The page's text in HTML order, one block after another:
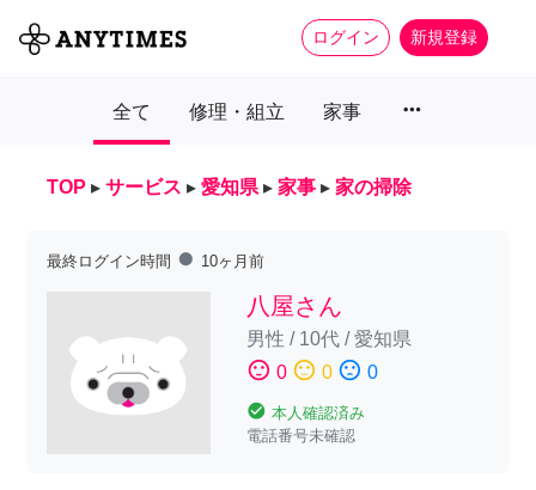
ログイン 新規登録
全て 修理・組立 家事 more_horiz
TOP ▸ サービス ▸ 愛知県 ▸ 家事 ▸ 家の掃除
最終ログイン時間 fiber_manual_record 10ヶ月前
八屋さん
男性 / 10代/愛知県
sentiment_satisfied 0 sentiment_neutral 0 sentiment_dissatisfied 0
check_circle 本人確認済み
電話番号未確認